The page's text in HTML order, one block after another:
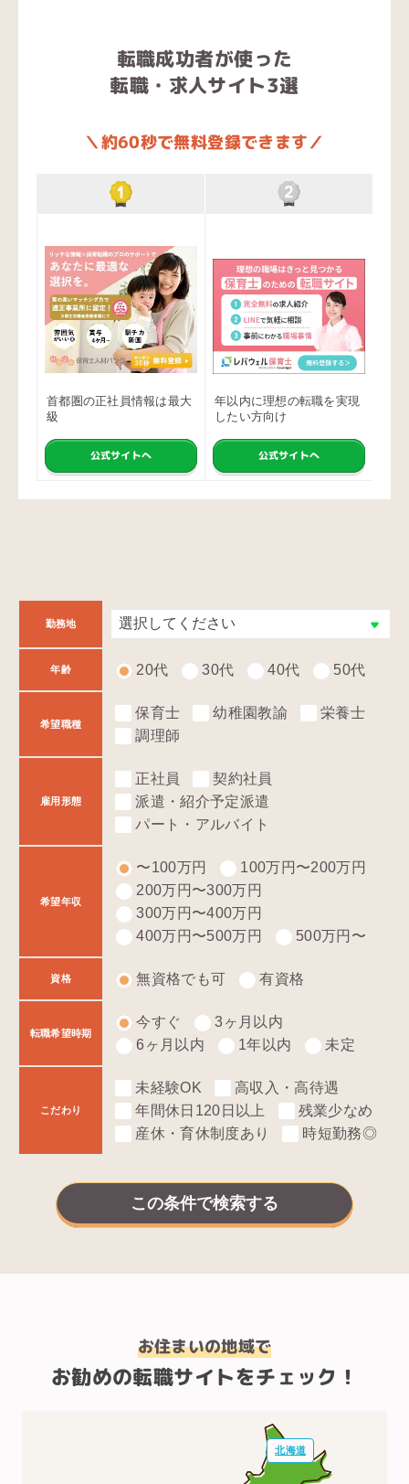
転職成功者が使った
転職・求人サイト3選
＼約60秒で無料登録できます／
首都圏の正社員情報は最大
級
年以内に理想の転職を実現
したい方向け
公式サイトへ 公式サイトへ
勤務地
年齢 20代 30代 40代 50代
希望職種
保育士 幼稚園教諭
栄養士
調理師
雇用形態
正社員
契約社員
派遣・紹介予定派遣
パート・アルバイト
希望年収
〜100万円
100万円〜200万円
200万円〜300万円
300万円〜400万円
400万円〜500万円
500万円〜
資格 無資格でも可 有資格
転職希望時期
今すぐ
3ヶ月以内
6ヶ月以内
1年以内 未定
こだわり
未経験OK
高収入・高待遇
年間休日120日以上
残業少なめ
産休・育休制度あり
時短勤務◎
お住まいの地域で
お勧めの転職サイトをチェック！
北海道